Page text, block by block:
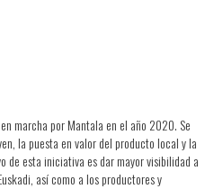
marcha por Mantala en el año 2020. Se
la puesta en valor del producto local y la
de esta iniciativa es dar mayor visibilidad a
así como a los productores y